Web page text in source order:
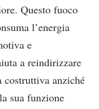
Questo fuoco
l’energia
e
a reindirizzare
costruttiva anziché
sua funzione